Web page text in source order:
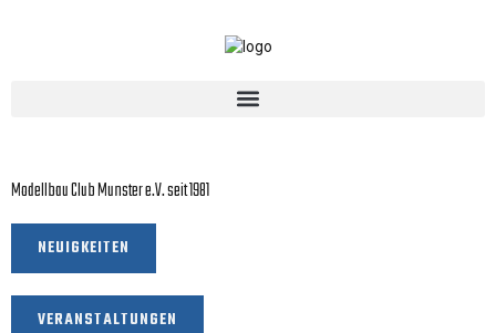
Modellbau Club Munster e.V. seit 1981
NEUIGKEITEN
VERANSTALTUNGEN